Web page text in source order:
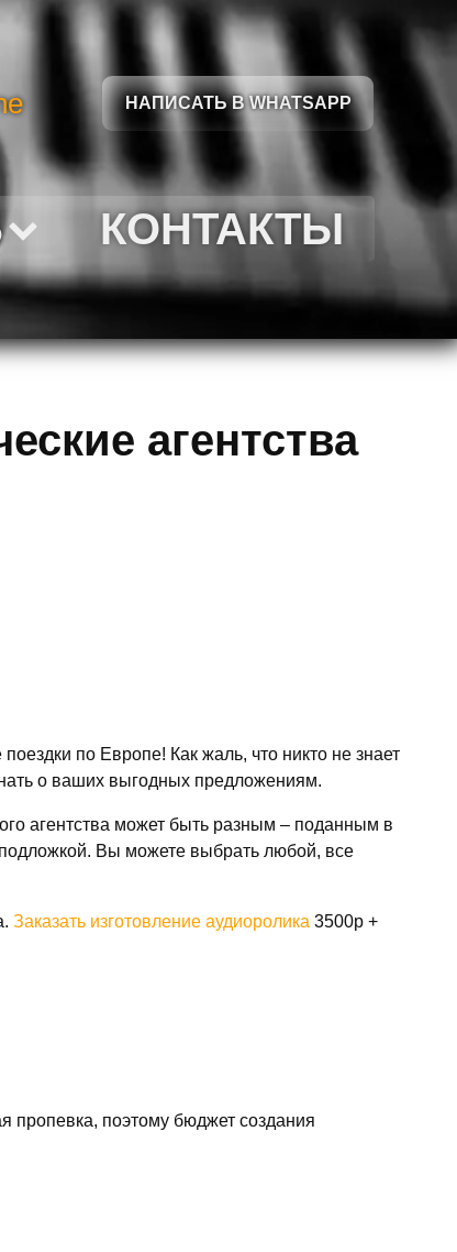
НАПИСАТЬ В WHATSAPP
КОНТАКТЫ
агентства
по Европе! Как жаль, что никто не знает
о ваших выгодных предложениям.
агентства может быть разным – поданным в
Вы можете выбрать любой, все
Заказать изготовление аудиоролика 3500р +
пропевка, поэтому бюджет создания